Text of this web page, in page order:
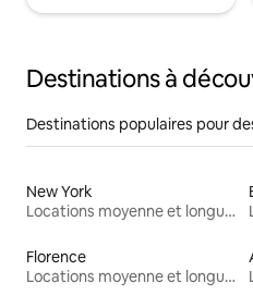
Destinations à
Destinations populaires pour
New York
Locations moyenne et longue durée
Florence
Locations moyenne et longue durée